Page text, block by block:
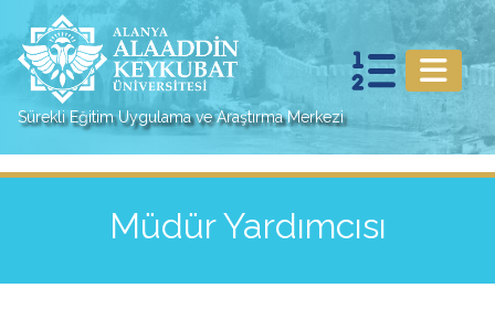
Sürekli Eğitim Uygulama ve Araştırma Merkezi
Müdür Yardımcısı